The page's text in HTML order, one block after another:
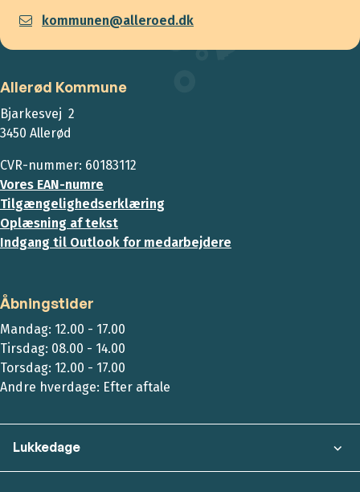
kommunen@alleroed.dk
Allerød Kommune
Bjarkesvej 2
3450 Allerød
CVR-nummer: 60183112
Vores EAN-numre
Tilgængelighedserklæring
Oplæsning af tekst
Indgang til Outlook for medarbejdere
Åbningstider
Mandag: 12.00 - 17.00
Tirsdag: 08.00 - 14.00
Torsdag: 12.00 - 17.00
Andre hverdage: Efter aftale
Lukkedage